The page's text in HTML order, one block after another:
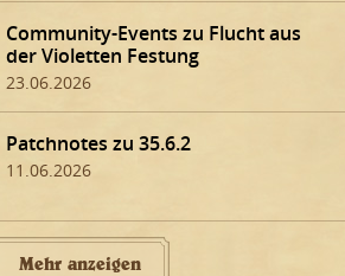
Community-Events zu Flucht aus
der Violetten Festung
23.06.2026
Patchnotes zu 35.6.2
11.06.2026
Mehr anzeigen